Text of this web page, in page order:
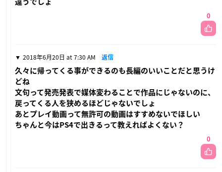
違うでしょ
0
2018年6月20日 at 7:30 AM 返信
久々に帰ってくる事ができるのも長編のいいことだと思うけ
どね
文句って発売発表で媒体変わることで作品にじゃないのに、
戻ってくる人を狭めるほどじゃないでしょ
あとプレイ動画って無許可の動画はすすめないでほしい
ちゃんと今はPS4で出きるって教えればよくない？
0